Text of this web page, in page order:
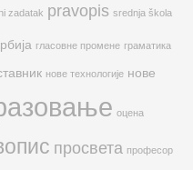
zadatak pravopis srednja škola
гласовне промене граматика
нове технологије нове
оцена
просвета професор